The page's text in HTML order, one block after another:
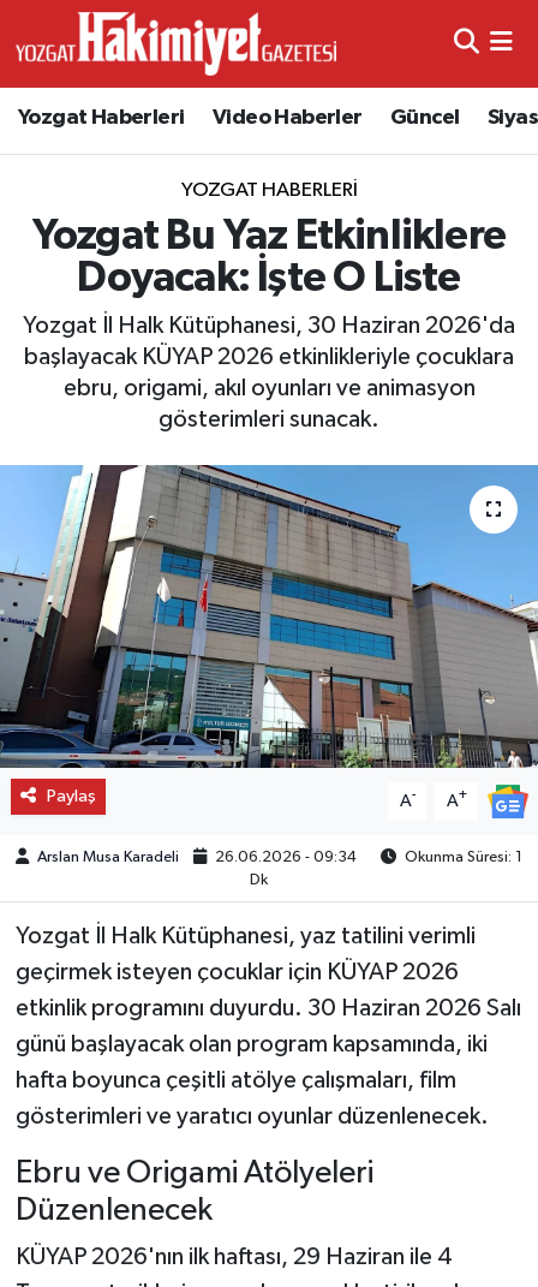
Yozgat Haberleri Video Haberler Güncel
YOZGAT HABERLERI
Yozgat Bu Yaz Etkinliklere
Doyacak: İşte O Liste
Yozgat İl Halk Kütüphanesi, 30 Haziran 2026'da
başlayacak KÜYAP 2026 etkinlikleriyle çocuklara
ebru, origami, akıl oyunları ve animasyon
gösterimleri sunacak.
Paylaş A- A+
Arslan Musa Karadeli 26.06.2026 - 09:34
Okunma Süresi: 1
Dk
Yozgat İl Halk Kütüphanesi, yaz tatilini verimli
geçirmek isteyen çocuklar için KÜYAP 2026
etkinlik programını duyurdu. 30 Haziran 2026 Salı
günü başlayacak olan program kapsamında, iki
hafta boyunca çeşitli atölye çalışmaları, film
gösterimleri ve yaratıcı oyunlar düzenlenecek.
Ebru ve Origami Atölyeleri
Düzenlenecek
KÜYAP 2026'nın ilk haftası, 29 Haziran ile 4